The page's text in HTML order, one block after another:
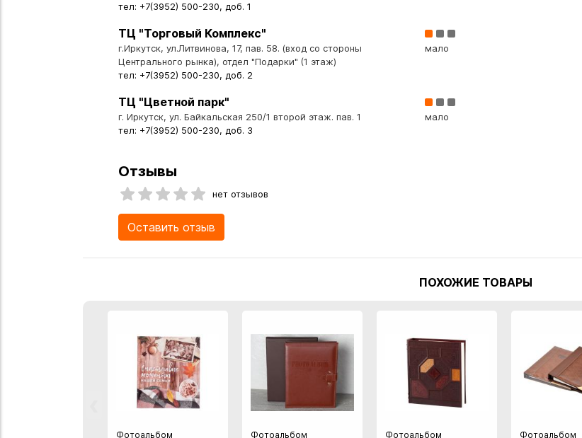
тел: +7(3952) 500-230, доб. 1
ТЦ "Торговый Комплекс"
г.Иркутск, ул.Литвинова, 17, пав. 58. (вход со стороны
Центрального рынка), отдел "Подарки" (1 этаж)
тел: +7(3952) 500-230, доб. 2
мало
ТЦ "Цветной парк"
г. Иркутск, ул. Байкальская 250/1 второй этаж. пав. 1
тел: +7(3952) 500-230, доб. 3
мало
Отзывы
нет отзывов
Оставить отзыв
ПОХОЖИЕ ТОВАРЫ
Фотоальбом Фотоальбом Фотоальбом Фотоальбом